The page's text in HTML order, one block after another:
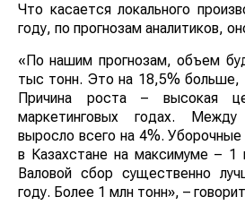
Что касается локального
году, по прогнозам аналитиков,
«По нашим прогнозам, объем
тыс тонн. Это на 18,5% больше,
Причина роста – высокая
маркетинговых годах.
выросло всего на 4%.
в Казахстане на максимуме – 1
Валовой сбор существенно
году. Более 1 млн тонн», –